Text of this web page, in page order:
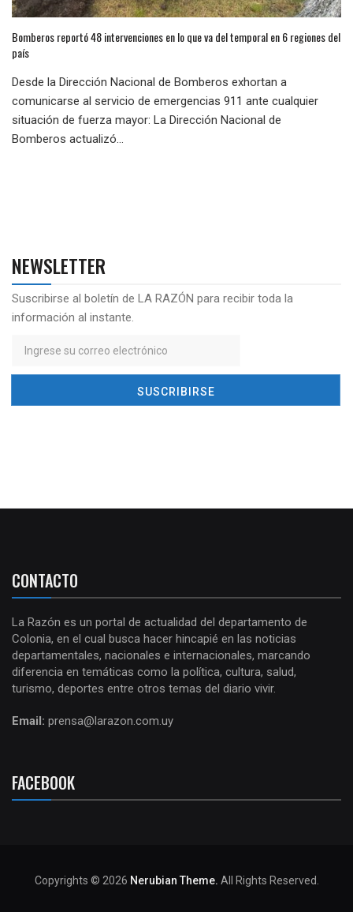
Bomberos reportó 48 intervenciones en lo que va del temporal en 6 regiones del
país
Desde la Dirección Nacional de Bomberos exhortan a
comunicarse al servicio de emergencias 911 ante cualquier
situación de fuerza mayor: La Dirección Nacional de
Bomberos actualizó...
NEWSLETTER
Suscribirse al boletín de LA RAZÓN para recibir toda la
información al instante.
CONTACTO
La Razón es un portal de actualidad del departamento de
Colonia, en el cual busca hacer hincapié en las noticias
departamentales, nacionales e internacionales, marcando
diferencia en temáticas como la política, cultura, salud,
turismo, deportes entre otros temas del diario vivir.
Email: prensa@larazon.com.uy
FACEBOOK
Copyrights © 2026 Nerubian Theme. All Rights Reserved.